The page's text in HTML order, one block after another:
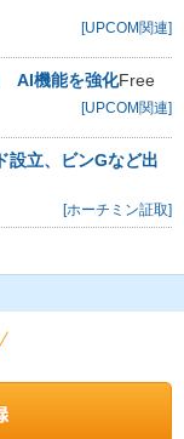
[UPCOM関連]
AI機能を強化Free
[UPCOM関連]
設立、ビンGなど出
[ホーチミン証取]